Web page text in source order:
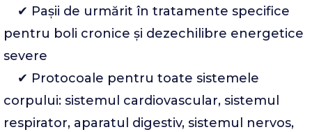
✔ Pașii de urmărit în tratamente specifice
pentru boli cronice și dezechilibre energetice
severe
✔ Protocoale pentru toate sistemele
corpului: sistemul cardiovascular, sistemul
respirator, aparatul digestiv, sistemul nervos,